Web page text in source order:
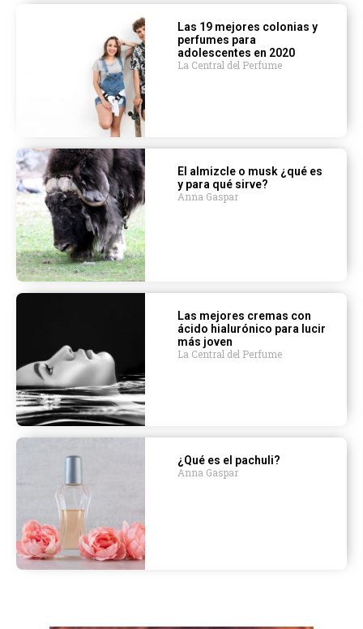
Las 19 mejores colonias y
perfumes para
adolescentes en 2020
La Central del Perfume
El almizcle o musk ¿qué es
y para qué sirve?
Anna Gaspar
Las mejores cremas con
ácido hialurónico para lucir
más joven
La Central del Perfume
¿Qué es el pachuli?
Anna Gaspar